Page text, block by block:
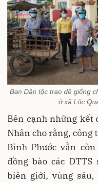
Ban Dân tộc trao dê giống
ở xã Lộc
Bên cạnh những kết
Nhân cho rằng, công
Bình Phước vẫn
đồng bào các
biên giới, vùng sâu,